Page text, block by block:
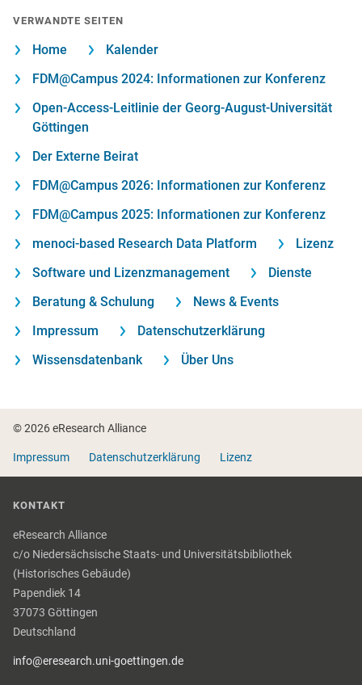
VERWANDTE SEITEN
Home
Kalender
FDM@Campus 2024: Informationen zur Konferenz
Open-Access-Leitlinie der Georg-August-Universität
Göttingen
Der Externe Beirat
FDM@Campus 2026: Informationen zur Konferenz
FDM@Campus 2025: Informationen zur Konferenz
menoci-based Research Data Platform
Lizenz
Software und Lizenzmanagement
Dienste
Beratung & Schulung
News & Events
Impressum
Datenschutzerklärung
Wissensdatenbank
Über Uns
© 2026 eResearch Alliance
Impressum Datenschutzerklärung Lizenz
KONTAKT
eResearch Alliance
c/o Niedersächsische Staats- und Universitätsbibliothek
(Historisches Gebäude)
Papendiek 14
37073 Göttingen
Deutschland
info@eresearch.uni-goettingen.de